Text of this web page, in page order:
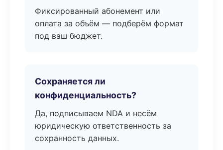
Фиксированный абонемент или
оплата за объём — подберём формат
под ваш бюджет.
Сохраняется ли
конфиденциальность?
Да, подписываем NDA и несём
юридическую ответственность за
сохранность данных.